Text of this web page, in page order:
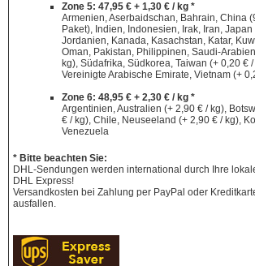
Zone 5: 47,95 € + 1,30 € / kg *
Armenien, Aserbaidschan, Bahrain, China
Paket), Indien, Indonesien, Irak, Iran, Japan
Jordanien, Kanada, Kasachstan, Katar,
Oman, Pakistan, Philippinen, Saudi-
kg), Südafrika, Südkorea, Taiwan (+ 0,20 €
Vereinigte Arabische Emirate, Vietnam (+
Zone 6: 48,95 € + 2,30 € / kg *
Argentinien, Australien (+ 2,90 € / kg),
€ / kg), Chile, Neuseeland (+ 2,90 € / kg),
Venezuela
* Bitte beachten Sie:
DHL-Sendungen werden international durch Ihre
DHL Express!
Versandkosten bei Zahlung per PayPal oder
ausfallen.